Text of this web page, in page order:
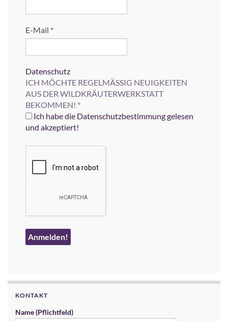
E-Mail *
Datenschutz
ICH MÖCHTE REGELMÄSSIG NEUIGKEITEN
AUS DER WILDKRÄUTERWERKSTATT
BEKOMMEN! *
Ich habe die Datenschutzbestimmung gelesen
und akzeptiert!
KONTAKT
Name (Pflichtfeld)